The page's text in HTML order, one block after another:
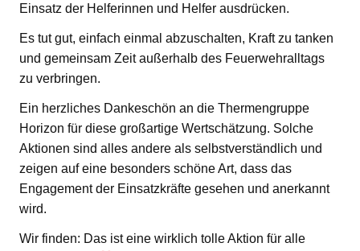
Einsatz der Helferinnen und Helfer ausdrücken.
Es tut gut, einfach einmal abzuschalten, Kraft zu tanken
und gemeinsam Zeit außerhalb des Feuerwehralltags
zu verbringen.
Ein herzliches Dankeschön an die Thermengruppe
Horizon für diese großartige Wertschätzung. Solche
Aktionen sind alles andere als selbstverständlich und
zeigen auf eine besonders schöne Art, dass das
Engagement der Einsatzkräfte gesehen und anerkannt
wird.
Wir finden: Das ist eine wirklich tolle Aktion für alle